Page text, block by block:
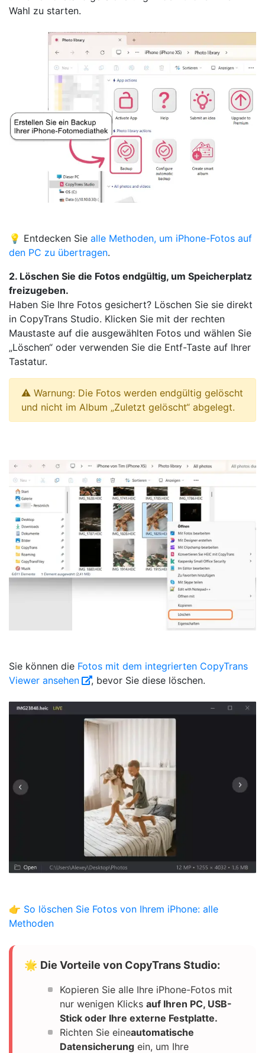
Wahl zu starten.
💡 Entdecken Sie alle Methoden, um iPhone-Fotos auf
den PC zu übertragen.
2. Löschen Sie die Fotos endgültig, um Speicherplatz
freizugeben.
Haben Sie Ihre Fotos gesichert? Löschen Sie sie direkt
in CopyTrans Studio. Klicken Sie mit der rechten
Maustaste auf die ausgewählten Fotos und wählen Sie
„Löschen“ oder verwenden Sie die Entf-Taste auf Ihrer
Tastatur.
⚠ Warnung: Die Fotos werden endgültig gelöscht
und nicht im Album „Zuletzt gelöscht“ abgelegt.
Sie können die Fotos mit dem integrierten CopyTrans
Viewer ansehen
, bevor Sie diese löschen.
👉 So löschen Sie Fotos von Ihrem iPhone: alle
Methoden
🌟 Die Vorteile von CopyTrans Studio:
Kopieren Sie alle Ihre iPhone-Fotos mit
nur wenigen Klicks auf Ihren PC, USB-
Stick oder Ihre externe Festplatte.
Richten Sie eineautomatische
Datensicherung ein, um Ihre